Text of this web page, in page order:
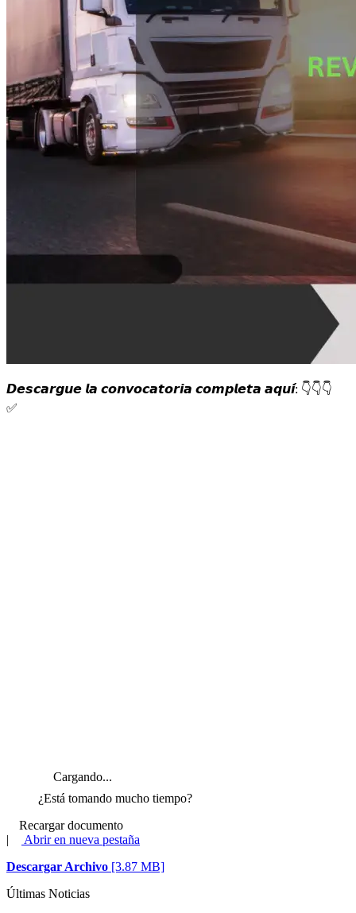
𝘿𝙚𝙨𝙘𝙖𝙧𝙜𝙪𝙚 𝙡𝙖 𝙘𝙤𝙣𝙫𝙤𝙘𝙖𝙩𝙤𝙧𝙞𝙖 𝙘𝙤𝙢𝙥𝙡𝙚𝙩𝙖 𝙖𝙦𝙪𝙞́: 👇👇👇
✅
Cargando...
¿Está tomando mucho tiempo?
Recargar documento
|
Abrir en nueva pestaña
Descargar Archivo [3.87 MB]
Últimas Noticias